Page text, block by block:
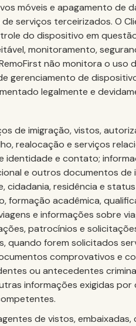
móveis e apagamento de
serviços terceirizados. O
do dispositivo em
monitoramento,
não monitora o uso
gerenciamento de
legalmente e
de imigração, vistos,
realocação e serviços
identidade e contato;
e outros documentos
cidadania, residência e
formação acadêmica,
e informações sobre
patrocínios e
quando forem solicitados
comprovativos e
ou antecedentes
informações exigidas
de vistos, embaixadas,